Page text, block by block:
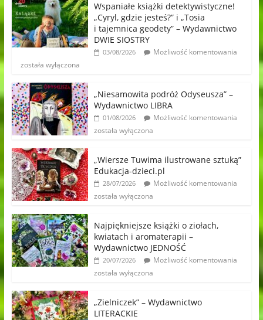
Wspaniałe książki detektywistyczne!
„Cyryl, gdzie jesteś?” i „Tosia
i tajemnica geodety” – Wydawnictwo
DWIE SIOSTRY
03/08/2026
Możliwość komentowania
została wyłączona
„Niesamowita podróż Odyseusza” –
Wydawnictwo LIBRA
01/08/2026
Możliwość komentowania
została wyłączona
„Wiersze Tuwima ilustrowane sztuką”
Edukacja-dzieci.pl
28/07/2026
Możliwość komentowania
została wyłączona
Najpiękniejsze książki o ziołach,
kwiatach i aromaterapii –
Wydawnictwo JEDNOŚĆ
20/07/2026
Możliwość komentowania
została wyłączona
„Zielniczek” – Wydawnictwo
LITERACKIE